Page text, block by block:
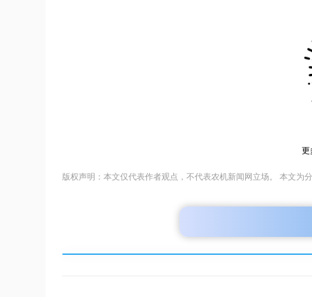
更
版权声明：本文仅代表作者观点，不代表农机新闻网立场。 本文为